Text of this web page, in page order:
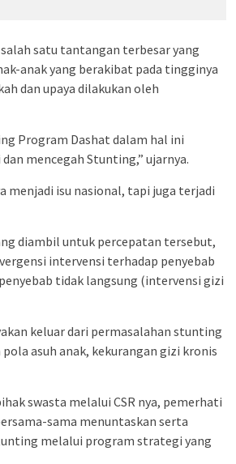
satu tantangan terbesar yang
anak yang berakibat pada tingginya
dan upaya dilakukan oleh
Program Dashat dalam hal ini
mencegah Stunting,” ujarnya.
menjadi isu nasional, tapi juga terjadi
diambil untuk percepatan tersebut,
intervensi terhadap penyebab
tidak langsung (intervensi gizi
keluar dari permasalahan stunting
asuh anak, kekurangan gizi kronis
swasta melalui CSR nya, pemerhati
sama menuntaskan serta
melalui program strategi yang